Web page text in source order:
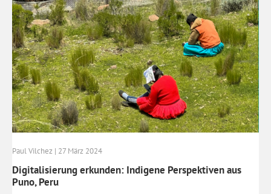
Paul Vilchez | 27 März 2024
Digitalisierung erkunden: Indigene Perspektiven aus
Puno, Peru